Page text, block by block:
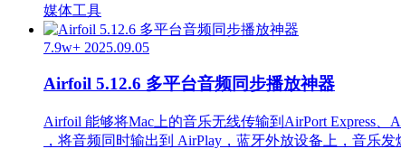
媒体工具
7.9w+ 2025.09.05
Airfoil 5.12.6 多平台音频同步播放神器
Airfoil 能够将Mac上的音乐无线传输到AirPort Express
，将音频同时输出到 AirPlay，蓝牙外放设备上，音乐